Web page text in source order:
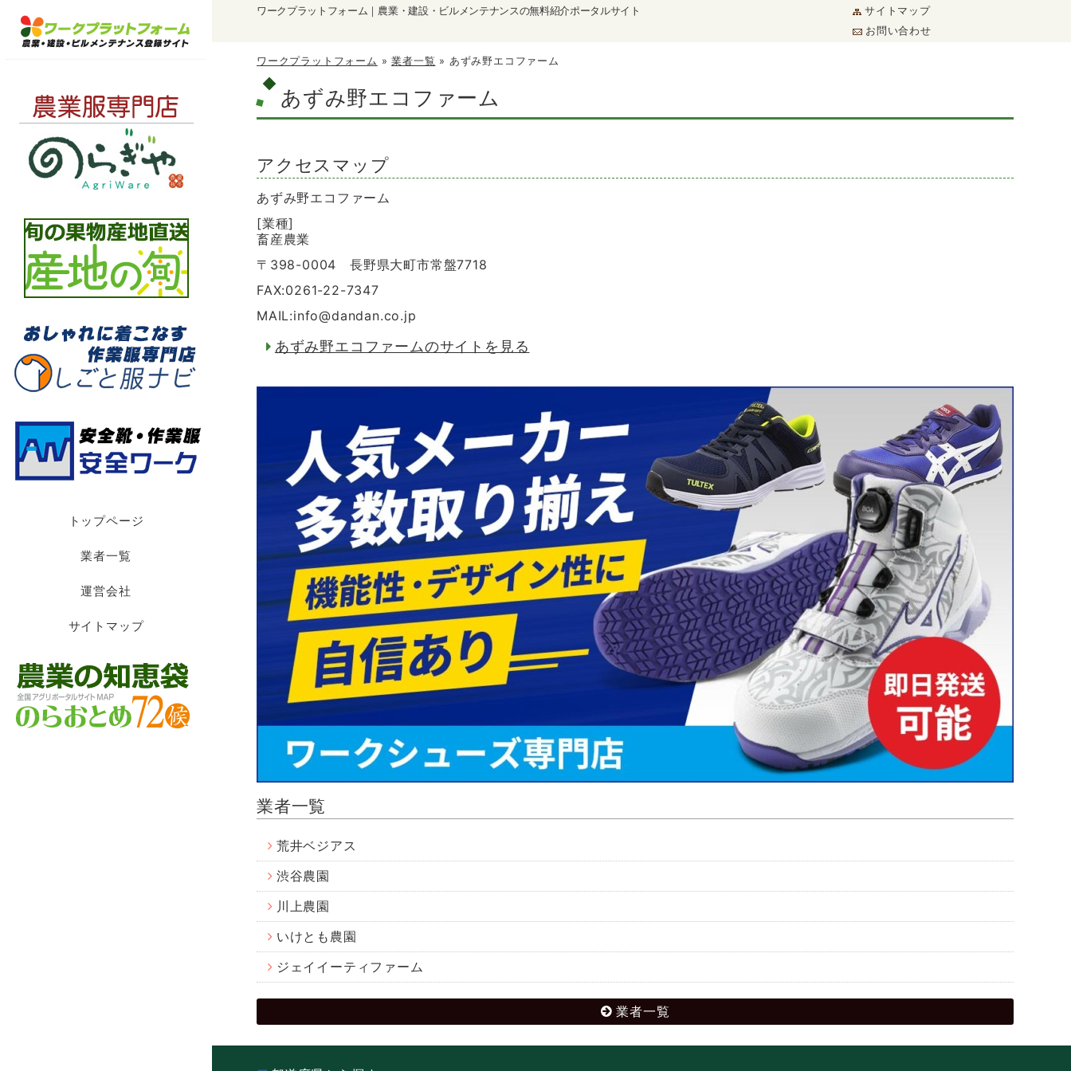
ワークプラットフォーム｜農業・建設・ビルメンテナンスの無料紹介ポータルサイト
サイトマップ
お問い合わせ
トップページ
業者一覧
運営会社
サイトマップ
ワークプラットフォーム »業者一覧 » あずみ野エコファーム
あずみ野エコファーム
アクセスマップ
あずみ野エコファーム
[業種]
畜産農業
〒398-0004 長野県大町市常盤7718
FAX:0261-22-7347
MAIL:info@dandan.co.jp
あずみ野エコファームのサイトを見る
業者一覧
荒井ベジアス
渋谷農園
川上農園
いけとも農園
ジェイイーティファーム
業者一覧